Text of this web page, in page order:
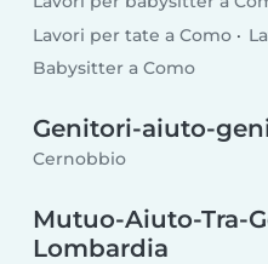
Lavori per tate a Como
Babysitter a Como
Genitori-aiuto-
Cernobbio
Mutuo-Aiuto-Tra-
Lombardia